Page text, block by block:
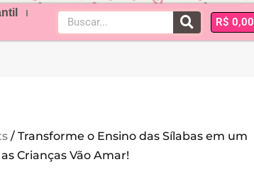
R$ 0,00
/ Transforme o Ensino das Sílabas em um
Crianças Vão Amar!